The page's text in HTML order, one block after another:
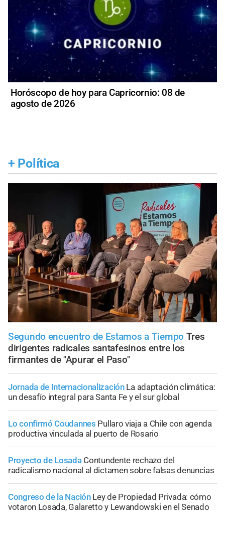
Horóscopo de hoy para Capricornio: 08 de
agosto de 2026
+ Política
Segundo encuentro de Estamos a Tiempo Tres
dirigentes radicales santafesinos entre los
firmantes de "Apurar el Paso"
Jornada de Internacionalización La adaptación climática:
un desafío integral para Santa Fe y el sur global
Lo confirmó Coudannes Pullaro viaja a Chile con agenda
productiva vinculada al puerto de Rosario
Proyecto de Losada Contundente rechazo del
radicalismo nacional al dictamen sobre falsas denuncias
Congreso de la Nación Ley de Propiedad Privada: cómo
votaron Losada, Galaretto y Lewandowski en el Senado